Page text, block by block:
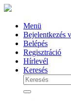
Menü
Bejelentkezés
Belépés
Regisztráció
Hírlevél
Keresés